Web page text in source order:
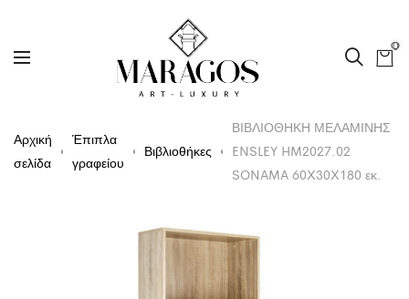
0
Αρχική
σελίδα
Έπιπλα
γραφείου
Βιβλιοθήκες
ΒΙΒΛΙΟΘΗΚΗ ΜΕΛΑΜΙΝΗΣ
ENSLEY HM2027.02
SONAMA 60X30X180 εκ.